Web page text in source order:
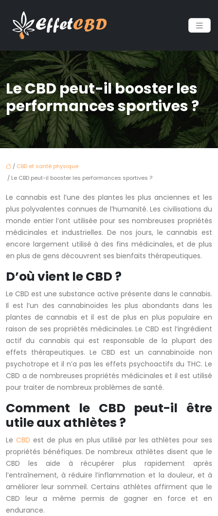
Le CBD peut-il booster les
performances sportives ?
/ CBD et santé physique
/ Le CBD peut-il booster les performances sportives ?
Le cannabis est l’une des plantes les plus anciennes et les
plus polyvalentes connues de l’humanité. Les civilisations du
monde entier l’ont utilisée pour ses nombreuses propriétés
médicinales et industrielles. De nos jours, le cannabis est
encore largement utilisé à des fins médicinales, et de plus
en plus de gens découvrent ses bienfaits thérapeutiques.
D’où vient le CBD ?
Le CBD est une substance active présente dans le cannabis.
Il est l’un des cannabinoïdes les plus abondants dans les
plantes de cannabis et il est de plus en plus populaire en
raison de ses propriétés médicinales. Le CBD est l’ingrédient
actif du cannabis qui est responsable de la plupart des
effets thérapeutiques. Le CBD est un cannabinoïde non
psychotrope et il n’a pas les effets psychoactifs du THC. Le
CBD a de nombreuses propriétés médicinales et il est utilisé
pour traiter de nombreux problèmes de santé.
Comment le CBD peut-il être
utile aux athlètes ?
Le CBD est de plus en plus utilisé par les athlètes pour ses
propriétés bénéfiques. De nombreux athlètes disent que le
CBD les aide à récupérer plus rapidement après
l’entraînement, à réduire l’inflammation et la douleur, et à
améliorer leur sommeil. Certains athlètes affirment que le
CBD leur a même permis de gagner en force et en
endurance.